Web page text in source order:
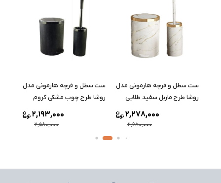
ست سطل و فرچه هارمونی مدل
روشا طرح ماربل سفید طلایی
2,680,000
2,278,000
ست سطل و فرچه هارمونی مدل
روشا طرح چوب مشکی کروم
2,580,000
2,193,000